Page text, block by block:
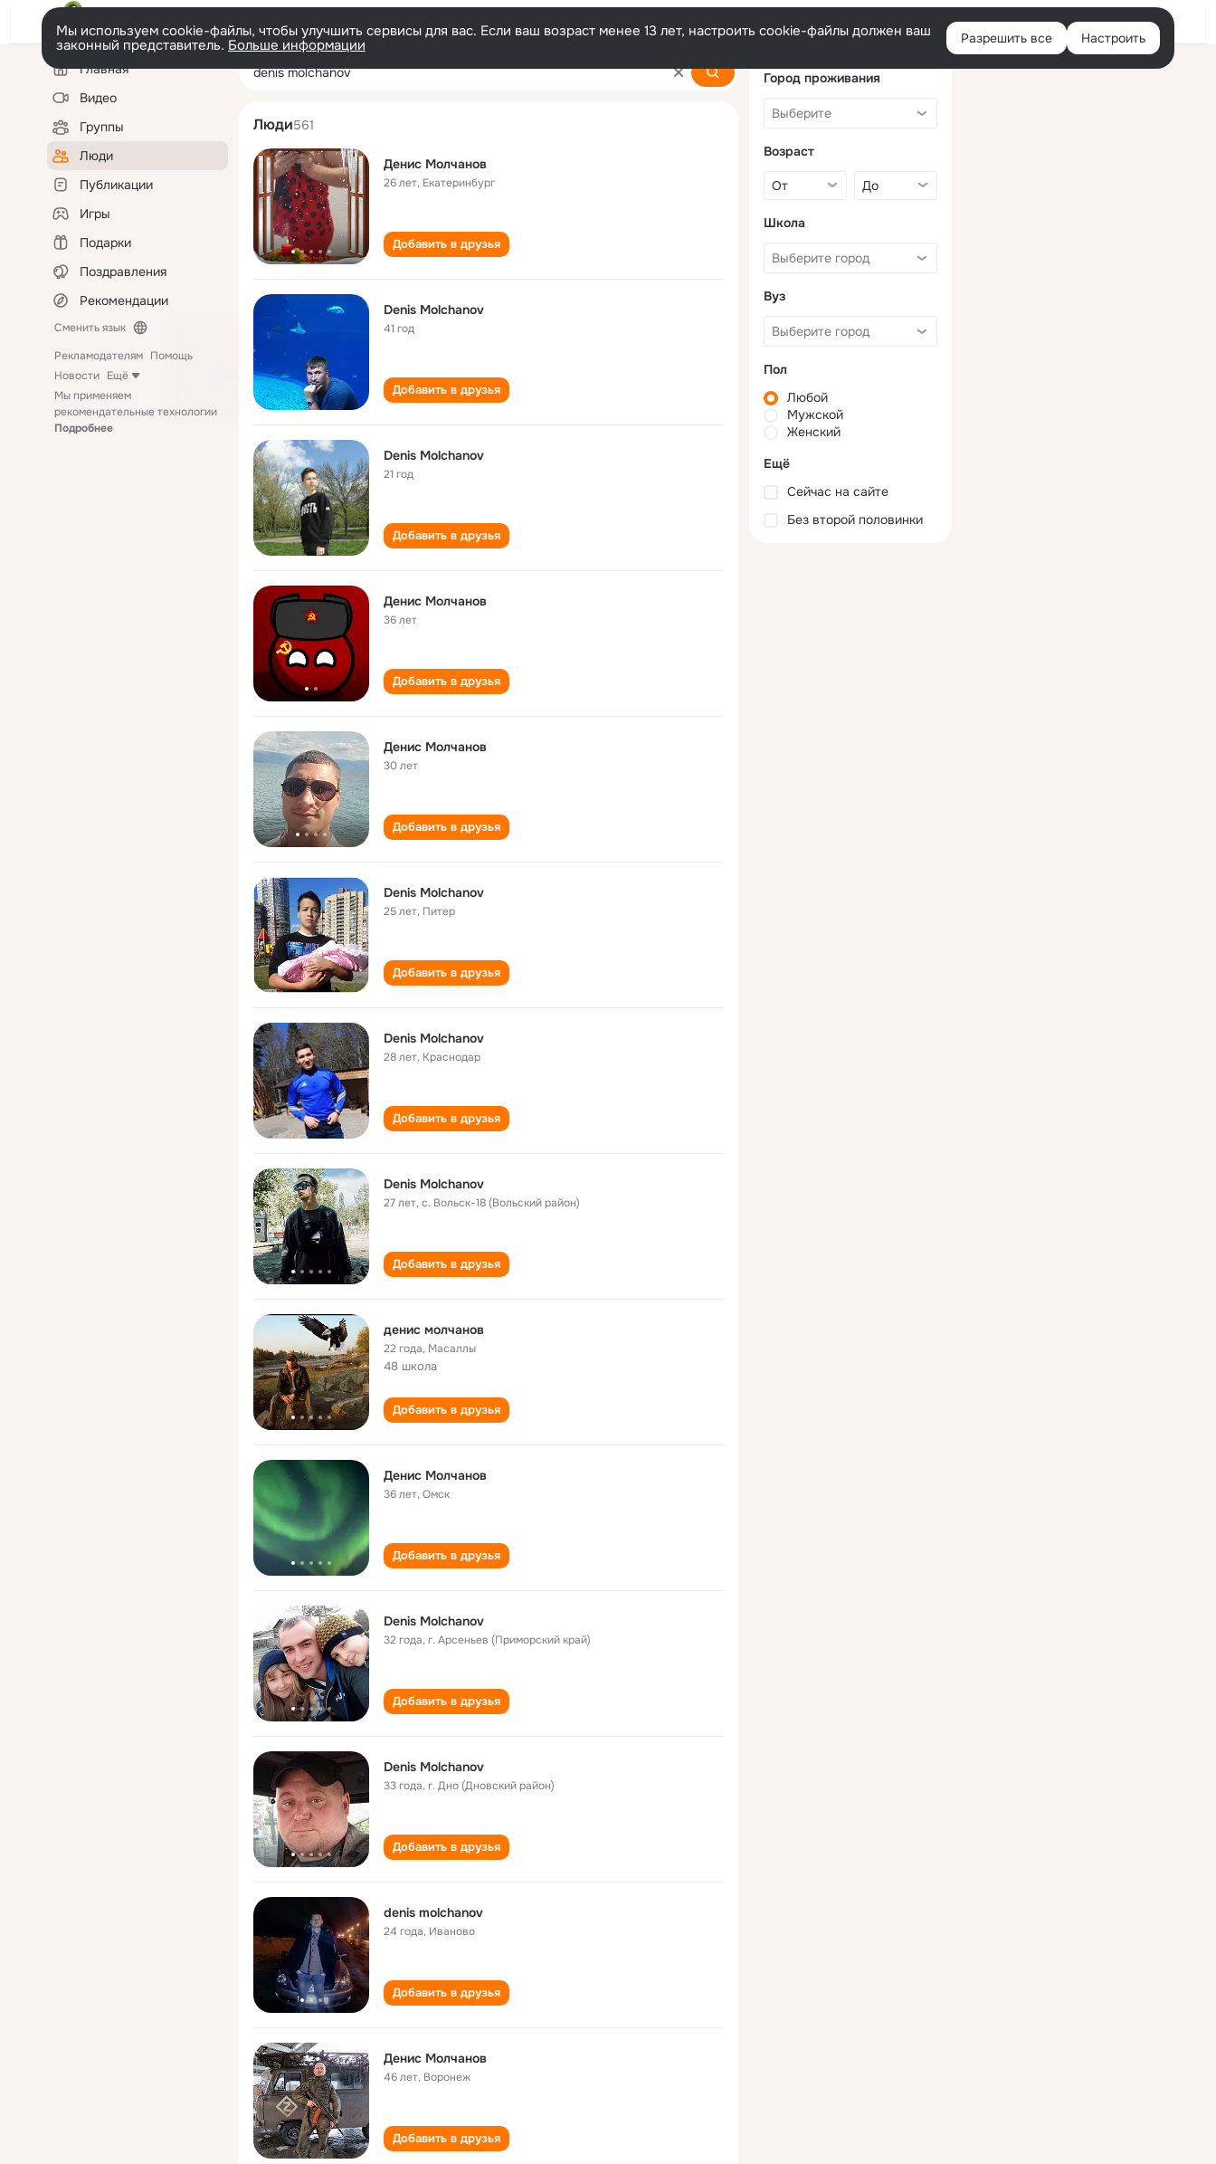
Войти
Мы используем cookie-файлы, чтобы улучшить сервисы для вас. Если ваш возраст менее 13 лет, настроить cookie-файлы должен ваш
законный представитель. Больше информации Разрешить все Настроить
Левая
колонкаГлавная
Видео
Группы
Люди
Публикации
Игры
Подарки
Поздравления
Рекомендации
Сменить язык
Рекламодателям Помощь
Новости Ещё
Мы применяем
рекомендательные технологии
Подробнее
denis molchanov
Люди561
Денис Молчанов
26 лет, Екатеринбург
Добавить в друзья
Denis Molchanov
41 год
Добавить в друзья
Denis Molchanov
21 год
Добавить в друзья
Денис Молчанов
36 лет
Добавить в друзья
Денис Молчанов
30 лет
Добавить в друзья
Denis Molchanov
25 лет, Питер
Добавить в друзья
Denis Molchanov
28 лет, Краснодар
Добавить в друзья
Denis Molchanov
27 лет,с. Вольск-18 (Вольский район)
Добавить в друзья
денис молчанов
22 года, Масаллы
48 школа
Добавить в друзья
Денис Молчанов
36 лет,Омск
Добавить в друзья
Denis Molchanov
32 года,г. Арсеньев (Приморский край)
Добавить в друзья
Denis Molchanov
33 года,г. Дно (Дновский район)
Добавить в друзья
denis molchanov
24 года, Иваново
Добавить в друзья
Денис Молчанов
46 лет, Воронеж
Добавить в друзья
Город проживания
Возраст
Школа
Вуз
Пол
Любой
Мужской
Женский
Ещё
Сейчас на сайте
Без второй половинки